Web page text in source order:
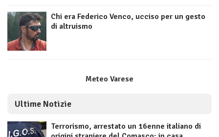
Chi era Federico Venco, ucciso per un gesto
di altruismo
Meteo Varese
Ultime Notizie
Terrorismo, arrestato un 16enne italiano di